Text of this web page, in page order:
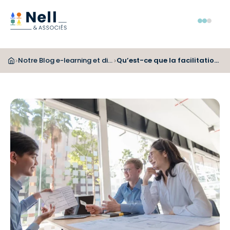
Aller au pied de page
Aller au menu
Aller au contenu
> Notre Blog e-learning et digital learning> Qu’est-ce que la facilitation graphique ?